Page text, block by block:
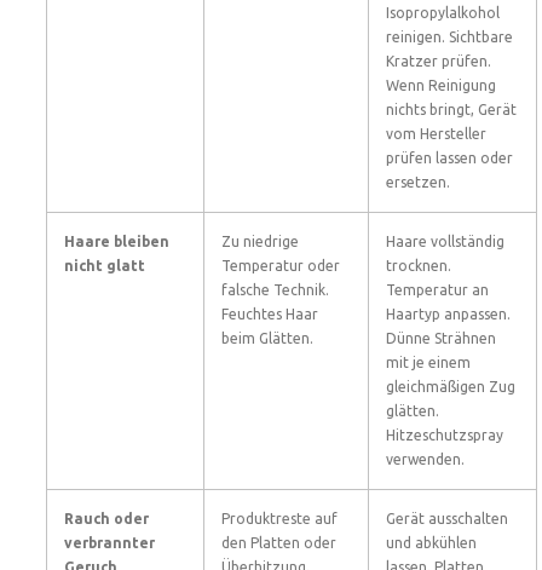
Isopropylalkohol
reinigen. Sichtbare
Kratzer prüfen.
Wenn Reinigung
nichts bringt, Gerät
vom Hersteller
prüfen lassen oder
ersetzen.
Haare bleiben
nicht glatt
Zu niedrige
Temperatur oder
falsche Technik.
Feuchtes Haar
beim Glätten.
Haare vollständig
trocknen.
Temperatur an
Haartyp anpassen.
Dünne Strähnen
mit je einem
gleichmäßigen Zug
glätten.
Hitzeschutzspray
verwenden.
Rauch oder
verbrannter
Produktreste auf
den Platten oder
Gerät ausschalten
und abkühlen